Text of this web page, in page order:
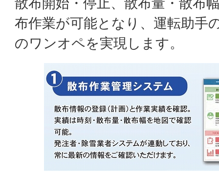
散布開始・停止、散布量・散布
布作業が可能となり、運転助手
のワンオペを実現します。